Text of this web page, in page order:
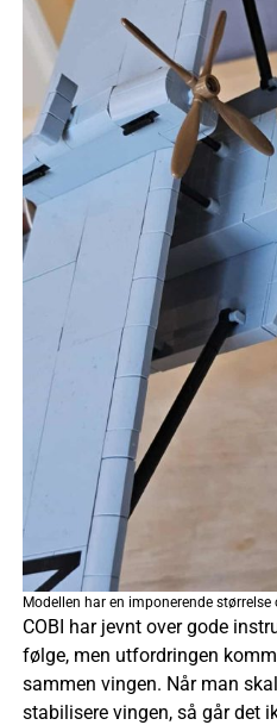
Modellen har en imponerende
COBI har jevnt over gode
følge, men utfordringen
sammen vingen. Når man
stabilisere vingen, så går det